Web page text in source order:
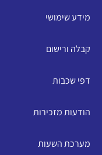
מידע שימושי
קבלה ורישום
דפי שכבות
הודעות מזכירות
מערכת השעות